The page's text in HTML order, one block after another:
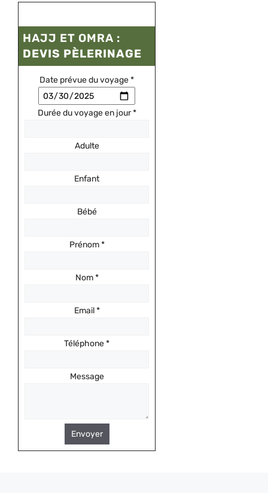
HAJJ ET OMRA :
DEVIS PÈLERINAGE
Date prévue du voyage*
Durée du voyage en jour*
Adulte
Enfant
Bébé
Prénom*
Nom*
Email*
Téléphone*
Message
Envoyer